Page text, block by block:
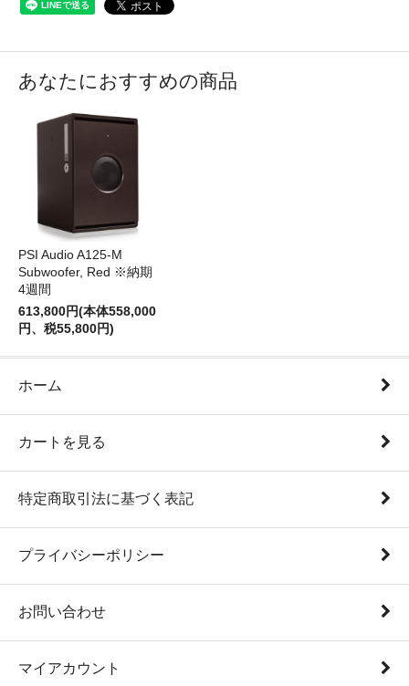
あなたにおすすめの商品
PSI Audio A125-M
Subwoofer, Red ※納期
4週間
613,800円(本体558,000
円、税55,800円)
ホーム
カートを見る
特定商取引法に基づく表記
プライバシーポリシー
お問い合わせ
マイアカウント